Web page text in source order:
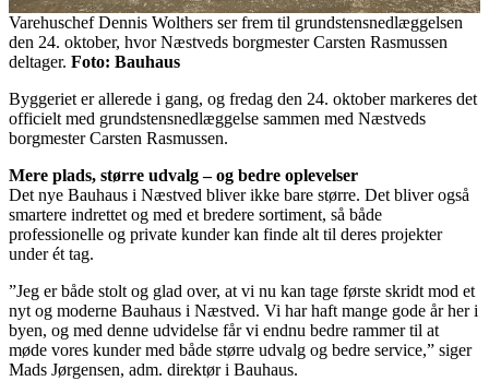
Varehuschef Dennis Wolthers ser frem til grundstensnedlæggelsen
den 24. oktober, hvor Næstveds borgmester Carsten Rasmussen
deltager. Foto: Bauhaus
Byggeriet er allerede i gang, og fredag den 24. oktober markeres det
officielt med grundstensnedlæggelse sammen med Næstveds
borgmester Carsten Rasmussen.
Mere plads, større udvalg – og bedre oplevelser
Det nye Bauhaus i Næstved bliver ikke bare større. Det bliver også
smartere indrettet og med et bredere sortiment, så både
professionelle og private kunder kan finde alt til deres projekter
under ét tag.
”Jeg er både stolt og glad over, at vi nu kan tage første skridt mod et
nyt og moderne Bauhaus i Næstved. Vi har haft mange gode år her i
byen, og med denne udvidelse får vi endnu bedre rammer til at
møde vores kunder med både større udvalg og bedre service,” siger
Mads Jørgensen, adm. direktør i Bauhaus.